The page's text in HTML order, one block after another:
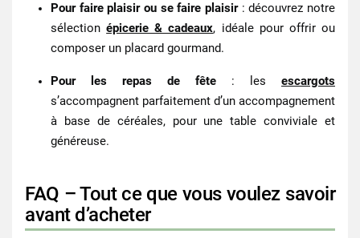
Pour faire plaisir ou se faire plaisir: découvrez notre
sélectionépicerie & cadeaux, idéale pour offrir ou
composer un placard gourmand.
Pour les repas de fête : les
escargots
s’accompagnent parfaitement d’un accompagnement
à base de céréales, pour une table conviviale et
généreuse.
FAQ – Tout ce que vous voulez savoir
avant d’acheter